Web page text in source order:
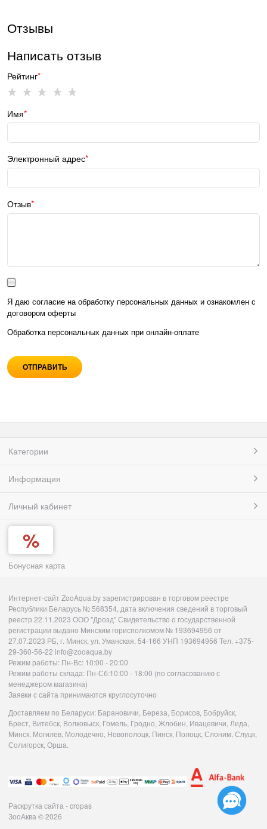
Отзывы
Написать отзыв
Рейтинг
Имя
Электронный адрес
Отзыв
Я даю согласие на обработку персональных данных и ознакомлен с
договором оферты
Обработка персональных данных при онлайн-оплате
Категории
Информация
Личный кабинет
Бонусная карта
Интернет-сайт ZooAqua.by зарегистрирован в торговом реестре
Республики Беларусь № 568354, дата включения сведений в торговый
реестр 22.11.2023 ООО "Дрозд" Свидетельство о государственной
регистрации выдано Минским горисполкомом № 193694956 от
27.07.2023 РБ, г. Минск, ул. Уманская, 54-166 УНП 193694956 Тел. +375-
29-360-56-22 info@zooaqua.by
Режим работы: Пн-Вс: 10:00 - 20:00
Режим работы склада: Пн-Сб:10:00 - 18:00 (по согласованию с
менеджером магазина)
Заявки с сайта принимаются круглосуточно
Доставляем по Беларуси: Барановичи, Береза, Борисов, Бобруйск,
Брест, Витебск, Волковыск, Гомель, Гродно, Жлобин, Ивацевичи, Лида,
Минск, Могилев, Молодечно, Новополоцк, Пинск, Полоцк, Слоним, Слуцк,
Солигорск, Орша.
Раскрутка сайта - cropas
ЗооАква © 2026